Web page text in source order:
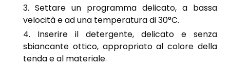
Settare un programma delicato, a bassa
velocità e ad una temperatura di 30°C.
Inserire il detergente, delicato e senza
sbiancante ottico, appropriato al colore della
tenda e al materiale.